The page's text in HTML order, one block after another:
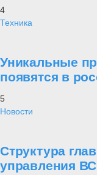
4
Техника
Уникальные
появятся в
5
Новости
Структура
управления